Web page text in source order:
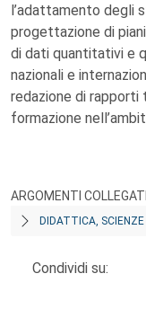
l’adattamento degli
progettazione di
di dati quantitativi e
nazionali e
redazione di
formazione
ARGOMENTI COLLEGATI
DIDATTICA,
Condividi su: